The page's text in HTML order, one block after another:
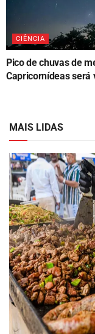
CIÊNCIA
Pico de chuvas de
Capricornídeas será
MAIS LIDAS